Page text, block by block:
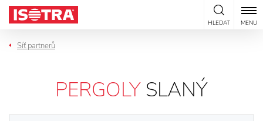
Přeskočit na obsah
HLEDAT MENU
Síť partnerů
PERGOLY SLANÝ